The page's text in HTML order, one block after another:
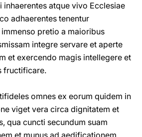
inhaerentes atque vivo Ecclesiae
adhaerentes tenentur
pretio a maioribus
integre servare et aperte
et exercendo magis intellegere et
fructificare.
omnes ex eorum quidem in
viget vera circa dignitatem et
qua cuncti secundum suam
et munus ad aedificationem